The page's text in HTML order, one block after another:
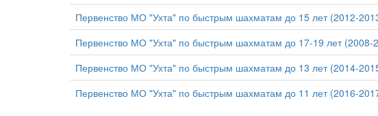
Первенство МО "Ухта" по быстрым шахматам до 15 лет (2012-
Первенство МО "Ухта" по быстрым шахматам до 17-19 лет (2008-
Первенство МО "Ухта" по быстрым шахматам до 13 лет (2014-
Первенство МО "Ухта" по быстрым шахматам до 11 лет (2016-